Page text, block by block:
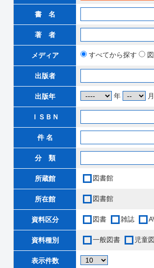
書 名
著 者
メディア すべてから探す
出版者
出版年 年
ＩＳＢＮ
件 名
分 類
所蔵館 図書館
所在館 図書館
資料区分 図書 雑誌
資料種別 一般図書 児童
表示件数